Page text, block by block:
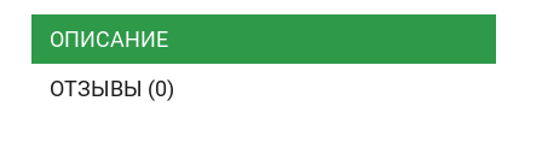
ТК ”УкрПочта”
ОПИСАНИЕ
ОТЗЫВЫ (0)